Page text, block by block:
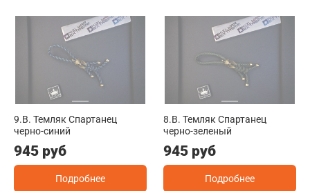
9.B. Темляк Спартанец
черно-синий
945 руб
Подробнее
8.B. Темляк Спартанец
черно-зеленый
945 руб
Подробнее